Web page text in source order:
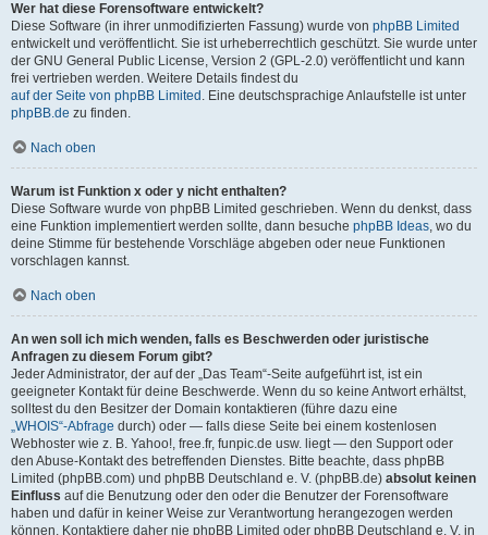
Wer hat diese Forensoftware entwickelt?
Diese Software (in ihrer unmodifizierten Fassung) wurde von phpBB Limited
entwickelt und veröffentlicht. Sie ist urheberrechtlich geschützt. Sie wurde unter
der GNU General Public License, Version 2 (GPL-2.0) veröffentlicht und kann
frei vertrieben werden. Weitere Details findest du
auf der Seite von phpBB Limited . Eine deutschsprachige Anlaufstelle ist unter
phpBB.de zu finden.
Nach oben
Warum ist Funktion x oder y nicht enthalten?
Diese Software wurde von phpBB Limited geschrieben. Wenn du denkst, dass
eine Funktion implementiert werden sollte, dann besuche phpBB Ideas, wo du
deine Stimme für bestehende Vorschläge abgeben oder neue Funktionen
vorschlagen kannst.
Nach oben
An wen soll ich mich wenden, falls es Beschwerden oder juristische
Anfragen zu diesem Forum gibt?
Jeder Administrator, der auf der „Das Team“-Seite aufgeführt ist, ist ein
geeigneter Kontakt für deine Beschwerde. Wenn du so keine Antwort erhältst,
solltest du den Besitzer der Domain kontaktieren (führe dazu eine
„WHOIS“-Abfrage durch) oder — falls diese Seite bei einem kostenlosen
Webhoster wie z. B. Yahoo!, free.fr, funpic.de usw. liegt — den Support oder
den Abuse-Kontakt des betreffenden Dienstes. Bitte beachte, dass phpBB
Limited (phpBB.com) und phpBB Deutschland e. V. (phpBB.de) absolut keinen
Einfluss auf die Benutzung oder den oder die Benutzer der Forensoftware
haben und dafür in keiner Weise zur Verantwortung herangezogen werden
können. Kontaktiere daher nie phpBB Limited oder phpBB Deutschland e. V. in